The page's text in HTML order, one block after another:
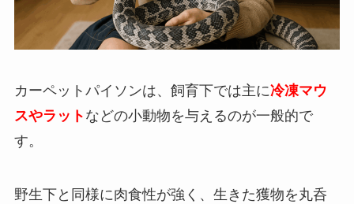
カーペットパイソンは、飼育下では主に冷凍マウ
スやラット などの小動物を与えるのが一般的で
す。
野生下と同様に肉食性が強く、生きた獲物を丸呑